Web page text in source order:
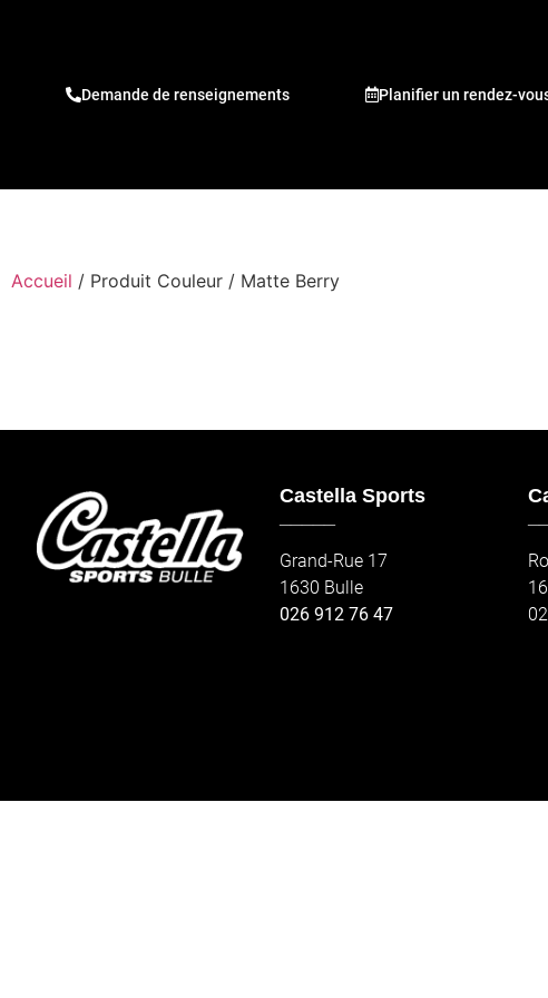
Demande de renseignements Planifier un rendez-
Accueil / Produit Couleur / Matte Berry
Castella Sports
Grand-Rue 17
1630 Bulle
026 912 76 47